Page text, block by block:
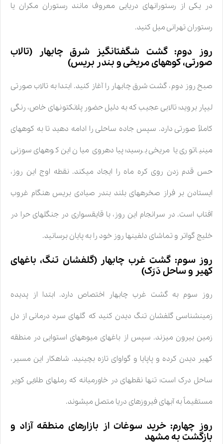
در یکی از رستورانهای دریایی معروف مانند رستوران مکران یا
رستوران تهرانی میل کنید.
روز دوم: گشت شگفتانگیز شرق چابهار (تالاب
صورتی، کوههای مریخی و بندر بریس)
صبح روز دوم، گشت شرق چابهار را آغاز کنید. ابتدا به تالاب صورتی
لیپار بروید؛ تالابی عجیب که به دلیل حضور پلانکتونهای خاص، رنگی
کاملاً صورتی دارد. سپس جاده ساحلی را ادامه دهید تا به کوههای
مینیاتوری یا مریخی برسید؛ پیادهروی میان این کوههای سوزنی
حس قدم زدن روی کره ماه را ایجاد میکند. نقطه اوج این روز،
ایستادن بر فراز صخرههای بلند بندر صیادی بریس هنگام غروب
آفتاب است. در سرانجام این روز، با قایقسواری در جنگلهای حرا در
خلیج گواتر و تماشای دلفینها روز خود را به پایان برسانید.
روز سوم: گشت غرب چابهار (گلفشان تنگ، باغهای
کهیر و ساحل دَرَک)
روز سوم به گشت غرب چابهار اختصاص دارد. ابتدا از پدیده
زمینشناسی گلفشان تنگ دیدن کنید که گلهای سرد درمانی از دل
زمین بیرون میزند. سپس از باغهای میوههای استوایی در منطقه
کهیر دیدن کرده و پاپایا و گواوای تازه بچینید. شاهکار این مسیر،
ساحل درک است؛ تنها نقطهای در خاورمیانه که رملهای طلایی کویر
مستقیماً به آبهای فیروزهای دریا متصل میشوند.
روز چهارم: خرید سوغات از بازارهای منطقه آزاد و
بازگشت به مشهد